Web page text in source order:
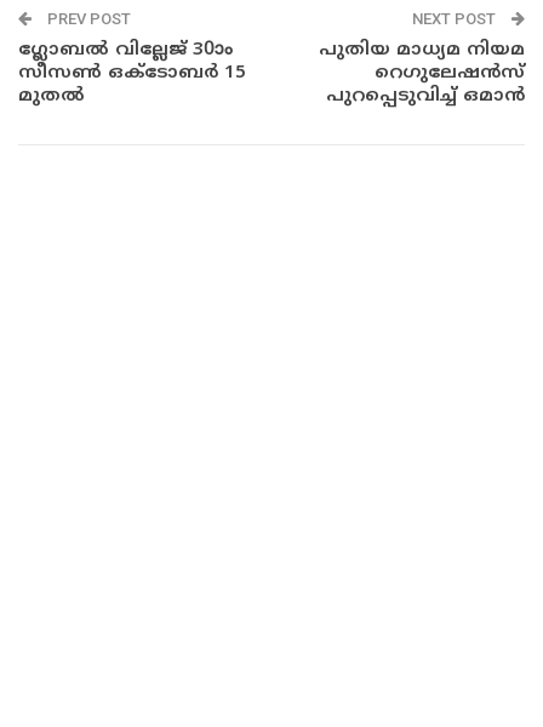
PREV POST
ഗ്ലോബൽ വില്ലേജ് 30ാം
സീസൺ ഒക്ടോബർ 15
മുതൽ
NEXT POST
പുതിയ മാധ്യമ നിയമ
റെഗുലേഷൻസ്
പുറപ്പെടുവിച്ച് ഒമാൻ